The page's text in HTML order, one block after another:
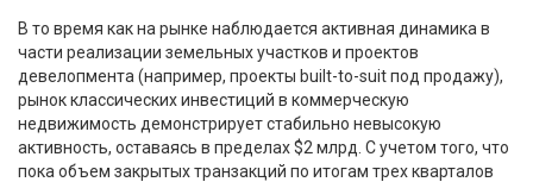
В то время как на рынке наблюдается активная динамика в
части реализации земельных участков и проектов
девелопмента (например, проекты built-to-suit под продажу),
рынок классических инвестиций в коммерческую
недвижимость демонстрирует стабильно невысокую
активность, оставаясь в пределах $2 млрд. С учетом того, что
пока объем закрытых транзакций по итогам трех кварталов